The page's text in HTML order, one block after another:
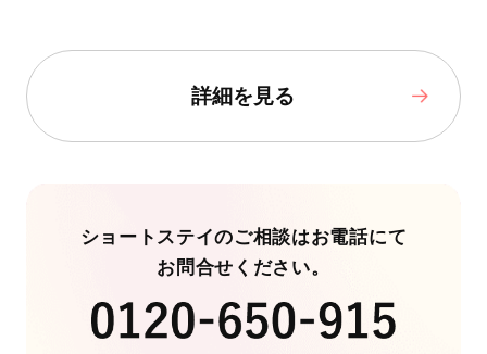
詳細を見る
ショートステイのご相談はお電話にて
お問合せください。